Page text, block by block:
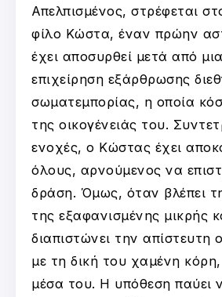
Απελπισμένος, στρέφεται
φίλο Κώστα, έναν πρώην
έχει αποσυρθεί μετά από
επιχείρηση εξάρθρωσης
σωματεμπορίας, η οποία
της οικογένειάς του.
ενοχές, ο Κώστας έχει
όλους, αρνούμενος να
δράση. Όμως, όταν βλέπει
της εξαφανισμένης μικρής
διαπιστώνει την απίστευτη
με τη δική του χαμένη κόρη,
μέσα του. Η υπόθεση παύει